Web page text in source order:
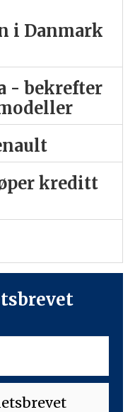
i Danmark
- bekrefter
kreditt